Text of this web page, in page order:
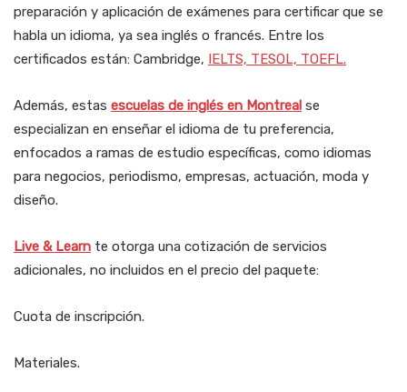
preparación y aplicación de exámenes para certificar que se
habla un idioma, ya sea inglés o francés. Entre los
certificados están: Cambridge,
IELTS, TESOL, TOEFL.
Además, estas escuelas de inglés en Montreal se
especializan en enseñar el idioma de tu preferencia,
enfocados a ramas de estudio específicas, como idiomas
para negocios, periodismo, empresas, actuación, moda y
diseño.
Live & Learn te otorga una cotización de servicios
adicionales, no incluidos en el precio del paquete:
Cuota de inscripción.
Materiales.